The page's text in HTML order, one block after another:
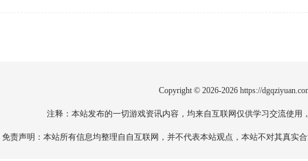
Copyright © 2026-2026 https://
注释：本站发布的一切游戏资讯内容，均来自互联网仅供学习交流使
免责声明：本站所有信息均整理自自互联网，并不代表本站观点，本站不对其真实